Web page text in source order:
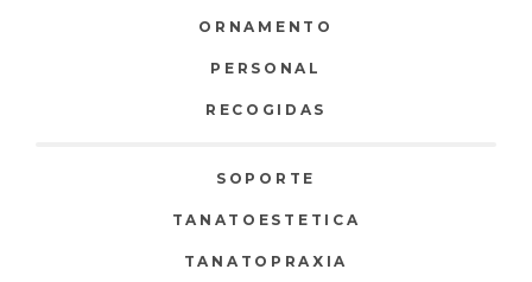
ORNAMENTO
PERSONAL
RECOGIDAS
SOPORTE
TANATOESTETICA
TANATOPRAXIA